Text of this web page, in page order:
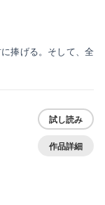
捧げる。そして、全
試し読み
作品詳細